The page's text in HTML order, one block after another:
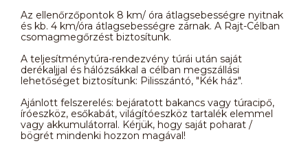
Az ellenőrzőpontok 8 km/ óra átlagsebességre nyitnak
és kb. 4 km/óra átlagsebességre zárnak. A Rajt-Célban
csomagmegőrzést biztosítunk.
A teljesítménytúra-rendezvény túrái után saját
derékaljjal és hálózsákkal a célban megszállási
lehetőséget biztosítunk: Pilisszántó, "Kék ház".
Ajánlott felszerelés: bejáratott bakancs vagy túracipő,
íróeszköz, esőkabát, világítóeszköz tartalék elemmel
vagy akkumulátorral. Kérjük, hogy saját poharat /
bögrét mindenki hozzon magával!